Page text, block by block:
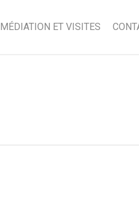
MÉDIATION ET VISITES